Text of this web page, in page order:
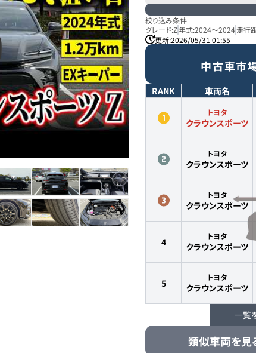
絞り込み条件
グレード:Z年式:2024～2024走行
更新:2026/05/31 01:55
中古車市
RANK 車両名
トヨタ
クラウンスポーツ
トヨタ
クラウンスポーツ
トヨタ
クラウンスポーツ
4
トヨタ
クラウンスポーツ
5
トヨタ
クラウンスポーツ
6 クラウンスポーツ
一覧
類似車両を見